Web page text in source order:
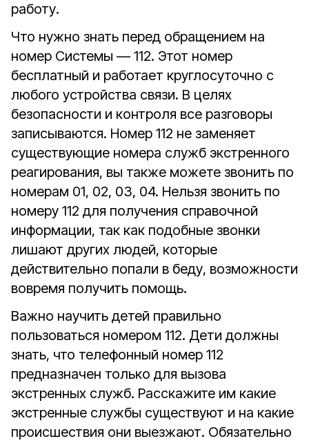
работу.
Что нужно знать перед обращением на
номер Системы — 112. Этот номер
бесплатный и работает круглосуточно с
любого устройства связи. В целях
безопасности и контроля все разговоры
записываются. Номер 112 не заменяет
существующие номера служб экстренного
реагирования, вы также можете звонить по
номерам 01, 02, 03, 04. Нельзя звонить по
номеру 112 для получения справочной
информации, так как подобные звонки
лишают других людей, которые
действительно попали в беду, возможности
вовремя получить помощь.
Важно научить детей правильно
пользоваться номером 112. Дети должны
знать, что телефонный номер 112
предназначен только для вызова
экстренных служб. Расскажите им какие
экстренные службы существуют и на какие
происшествия они выезжают. Обязательно